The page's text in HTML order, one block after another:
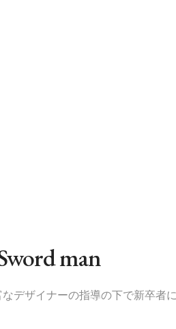
man
デザイナーの指導の下で新卒者